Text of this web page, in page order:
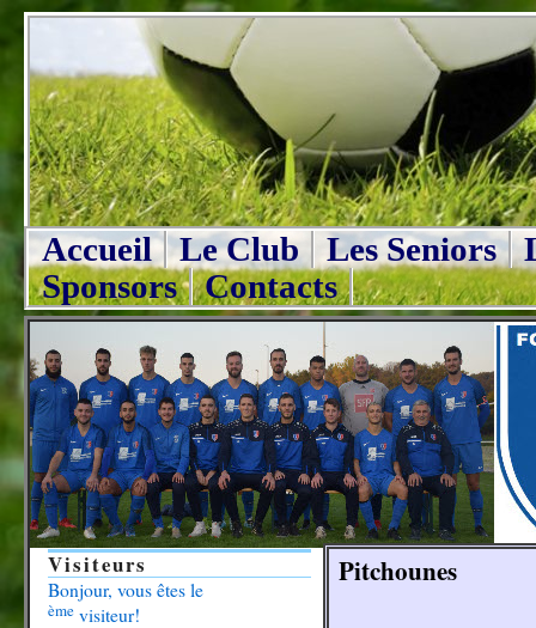
Accueil Le Club Les Seniors
Sponsors
Contacts
Pitchounes
Visiteurs
Bonjour, vous êtes le
ème visiteur!